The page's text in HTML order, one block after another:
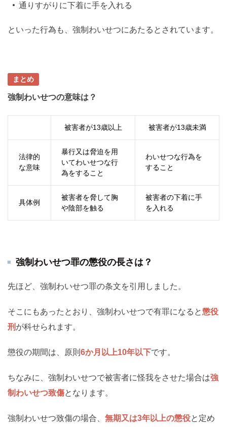
通りすがりに下着に手を入れる
といった行為も、強制わいせつにあたるとされています。
まとめ
強制わいせつの意味は？
被害者が13歳以上 被害者が13歳未満
法律的
な意味
暴行又は脅迫を用
いてわいせつな行
為をすること
わいせつな行為を
すること
具体例
被害者を脅して胸
や陰部を触る
被害者の下着に手
を入れる
強制わいせつ罪の懲役の長さは？
先ほど、強制わいせつ罪の条文を引用しました。
そこにもあったとおり、強制わいせつで有罪になると懲役
刑 が科せられます。
懲役の期間は、原則 6か月以上10年以下です。
ちなみに、強制わいせつで被害者に怪我をさせた場合は強
制わいせつ致傷となります。
強制わいせつ致傷の場合、 無期又は3年以上の懲役と定め